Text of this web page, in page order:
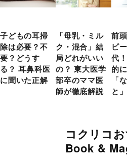
子どもの耳掃
除は必要？不
要？どうす
る？ 耳鼻科医
に聞いた正解
「母乳・ミル
ク・混合」結
局どれがいい
の？ 東大医学
部卒のママ医
師が徹底解説
前
ピ
代
的
「
と
コクリコ
Book &